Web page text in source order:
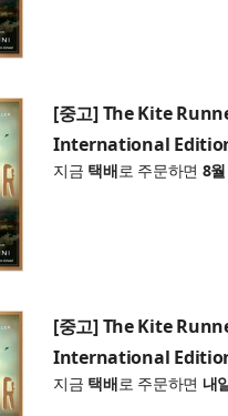
[중고] The Kite
International
지금 택배로 주문하면 8
[중고] The Kite
International
지금 택배로 주문하면 내